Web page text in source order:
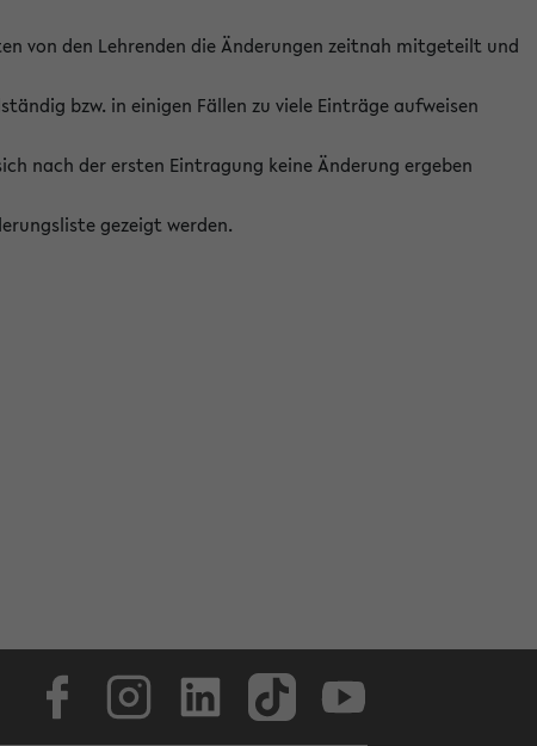
von den Lehrenden die Änderungen zeitnah mitgeteilt und
bzw. in einigen Fällen zu viele Einträge aufweisen
nach der ersten Eintragung keine Änderung ergeben
gezeigt werden.